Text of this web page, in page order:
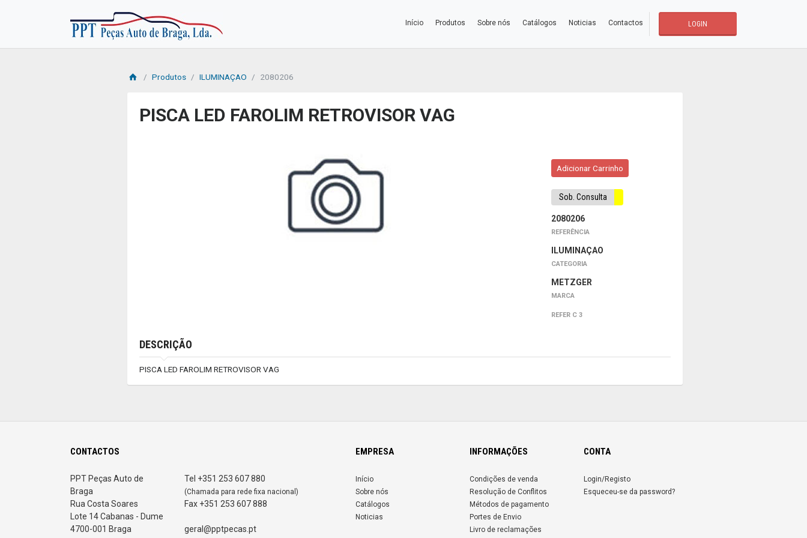
Início Produtos Sobre nós Catálogos Noticias Contactos LOGIN
Produtos ILUMINAÇAO 2080206
PISCA LED FAROLIM RETROVISOR VAG
Adicionar Carrinho
Sob. Consulta
2080206
REFERÊNCIA
ILUMINAÇAO
CATEGORIA
METZGER
MARCA
REFER C 3
DESCRIÇÃO
PISCA LED FAROLIM RETROVISOR VAG
CONTACTOS
PPT Peças Auto de
Braga
Rua Costa Soares
Lote 14 Cabanas - Dume
4700-001 Braga
Tel +351 253 607 880
(Chamada para rede fixa nacional)
Fax +351 253 607 888
geral@pptpecas.pt
EMPRESA
Início
Sobre nós
Catálogos
Noticias
INFORMAÇÕES
Condições de venda
Resolução de Conflitos
Métodos de pagamento
Portes de Envio
Livro de reclamações
CONTA
Login/Registo
Esqueceu-se da password?